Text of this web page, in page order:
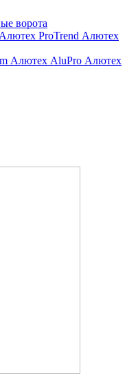
ворота
Алютех ProTrend Алютех
Алютех AluPro Алютех